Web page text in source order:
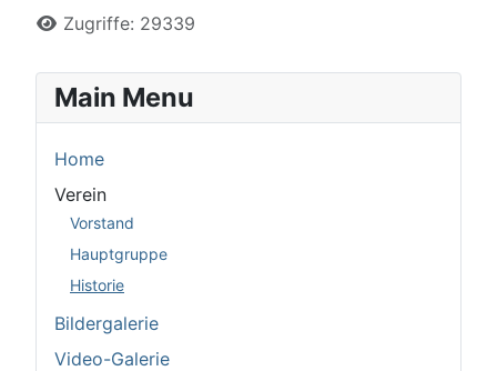
Zugriffe: 29339
Main Menu
Home
Verein
Vorstand
Hauptgruppe
Historie
Bildergalerie
Video-Galerie